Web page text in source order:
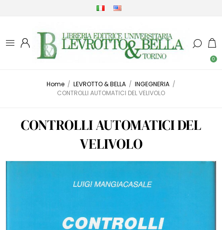
0
Home / LEVROTTO & BELLA / INGEGNERIA /
CONTROLLI AUTOMATICI DEL VELIVOLO
CONTROLLI AUTOMATICI DEL
VELIVOLO